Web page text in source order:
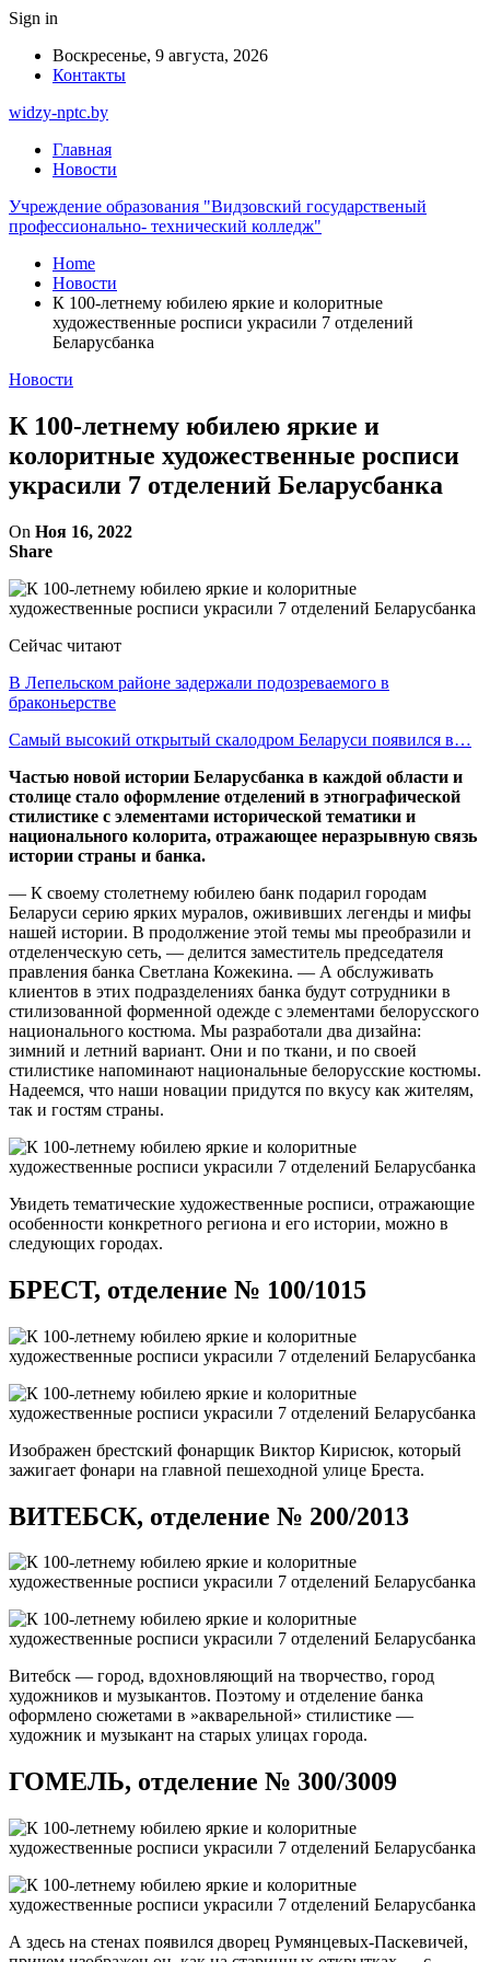
Sign in
Воскресенье, 9 августа, 2026
Контакты
widzy-nptc.by
Главная
Новости
Учреждение образования "Видзовский государственый
профессионально- технический колледж"
Home
Новости
К 100-летнему юбилею яркие и колоритные
художественные росписи украсили 7 отделений
Беларусбанка
Новости
К 100-летнему юбилею яркие и
колоритные художественные росписи
украсили 7 отделений Беларусбанка
On Ноя 16, 2022
Share
Сейчас читают
В Лепельском районе задержали подозреваемого в
браконьерстве
Самый высокий открытый скалодром Беларуси появился в…
Частью новой истории Беларусбанка в каждой области и
столице стало оформление отделений в этнографической
стилистике с элементами исторической тематики и
национального колорита, отражающее неразрывную связь
истории страны и банка.
— К своему столетнему юбилею банк подарил городам
Беларуси серию ярких муралов, ожививших легенды и мифы
нашей истории. В продолжение этой темы мы преобразили и
отделенческую сеть, — делится заместитель председателя
правления банка Светлана Кожекина. — А обслуживать
клиентов в этих подразделениях банка будут сотрудники в
стилизованной форменной одежде с элементами белорусского
национального костюма. Мы разработали два дизайна:
зимний и летний вариант. Они и по ткани, и по своей
стилистике напоминают национальные белорусские костюмы.
Надеемся, что наши новации придутся по вкусу как жителям,
так и гостям страны.
Увидеть тематические художественные росписи, отражающие
особенности конкретного региона и его истории, можно в
следующих городах.
БРЕСТ, отделение № 100/1015
Изображен брестский фонарщик Виктор Кирисюк, который
зажигает фонари на главной пешеходной улице Бреста.
ВИТЕБСК, отделение № 200/2013
Витебск — город, вдохновляющий на творчество, город
художников и музыкантов. Поэтому и отделение банка
оформлено сюжетами в »акварельной» стилистике —
художник и музыкант на старых улицах города.
ГОМЕЛЬ, отделение № 300/3009
А здесь на стенах появился дворец Румянцевых-Паскевичей,